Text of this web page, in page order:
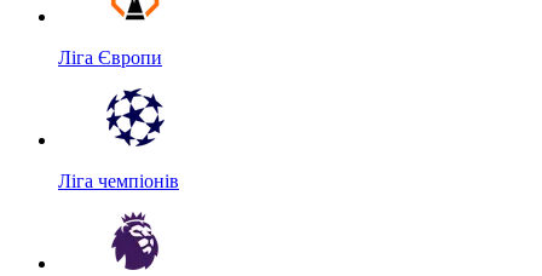
Ліга Європи
Ліга чемпіонів